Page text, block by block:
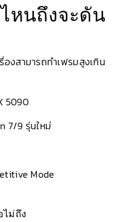
นถึงจะดัน
สามารถทำเฟรมสูงเกิน
5090
7/9 รุ่นใหม่
Mode
ม่ถึง